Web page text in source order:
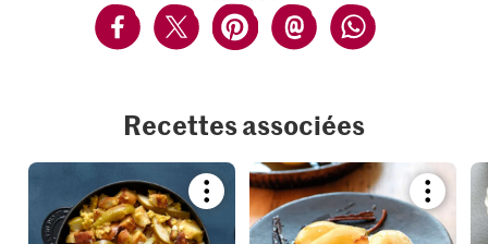
Recettes associées
Bookmark
recipe
or
recipe